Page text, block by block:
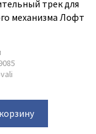
трек для
механизма Лофт